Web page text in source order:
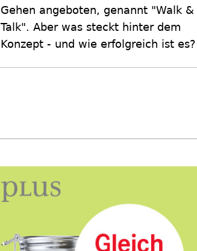
Gehen angeboten, genannt "Walk &
Talk". Aber was steckt hinter dem
Konzept - und wie erfolgreich ist es?